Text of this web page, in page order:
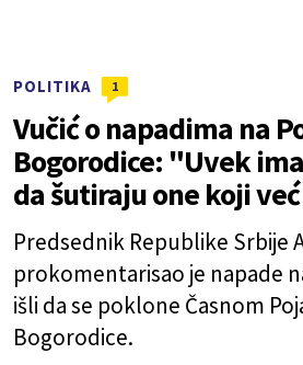
POLITIKA 1
Vučić o napadima na
Bogorodice: "Uvek
da šutiraju one koji
Predsednik Republike Srbije
prokomentarisao je napade
išli da se poklone Časnom
Bogorodice.